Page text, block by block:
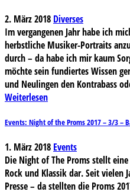
2. März 2018 Diverses
Im vergangenen Jahr habe ich
herbstliche Musiker-Portraits
durch – da habe ich mir kaum
möchte sein fundiertes Wissen
und Neulingen den Kontrabass
Weiterlesen
Events: Night of the Proms 2017 – 3/3 –
1. März 2018 Events
Die Night of The Proms stellt
Rock und Klassik dar. Seit vielen
Presse – da stellten die Proms